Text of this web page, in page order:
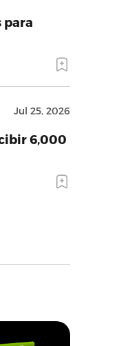
para
Jul 25, 2026
6,000